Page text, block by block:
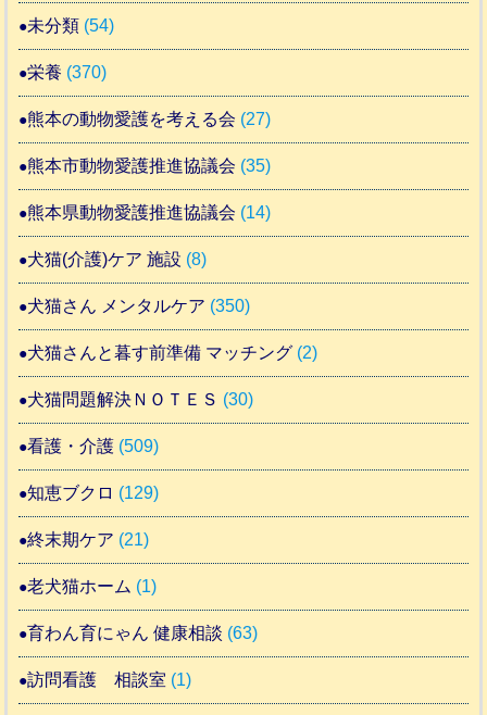
未分類 (54)
栄養 (370)
熊本の動物愛護を考える会 (27)
熊本市動物愛護推進協議会 (35)
熊本県動物愛護推進協議会 (14)
犬猫(介護)ケア 施設 (8)
犬猫さん メンタルケア (350)
犬猫さんと暮す前準備 マッチング (2)
犬猫問題解決ＮＯＴＥＳ (30)
看護・介護 (509)
知恵ブクロ (129)
終末期ケア (21)
老犬猫ホーム (1)
育わん育にゃん 健康相談 (63)
訪問看護 相談室 (1)